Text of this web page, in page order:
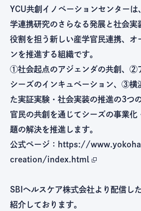
YCU共創イノベーションセンターは
学連携研究のさらなる発展と社会実
役割を担う新しい産学官民連携、オ
ンを推進する組織です。
①社会起点のアジェンダの共創、②
シーズのインキュベーション、③横
た実証実験・社会実装の推進の3つ
官民の共創を通じてシーズの事業化
題の解決を推進します。
公式ページ：
https://
creation/index.html
SBIヘルスケア株式会社より配信し
紹介しております。